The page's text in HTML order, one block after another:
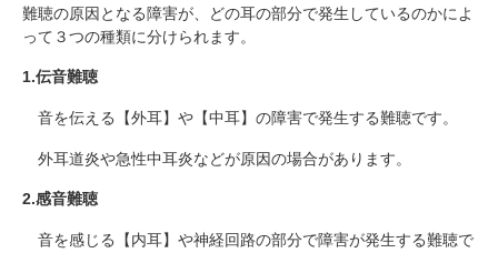
難聴の原因となる障害が、どの耳の部分で発生しているのかによ
って３つの種類に分けられます。
1.伝音難聴
音を伝える【外耳】や【中耳】の障害で発生する難聴です。
外耳道炎や急性中耳炎などが原因の場合があります。
2.感音難聴
音を感じる【内耳】や神経回路の部分で障害が発生する難聴で